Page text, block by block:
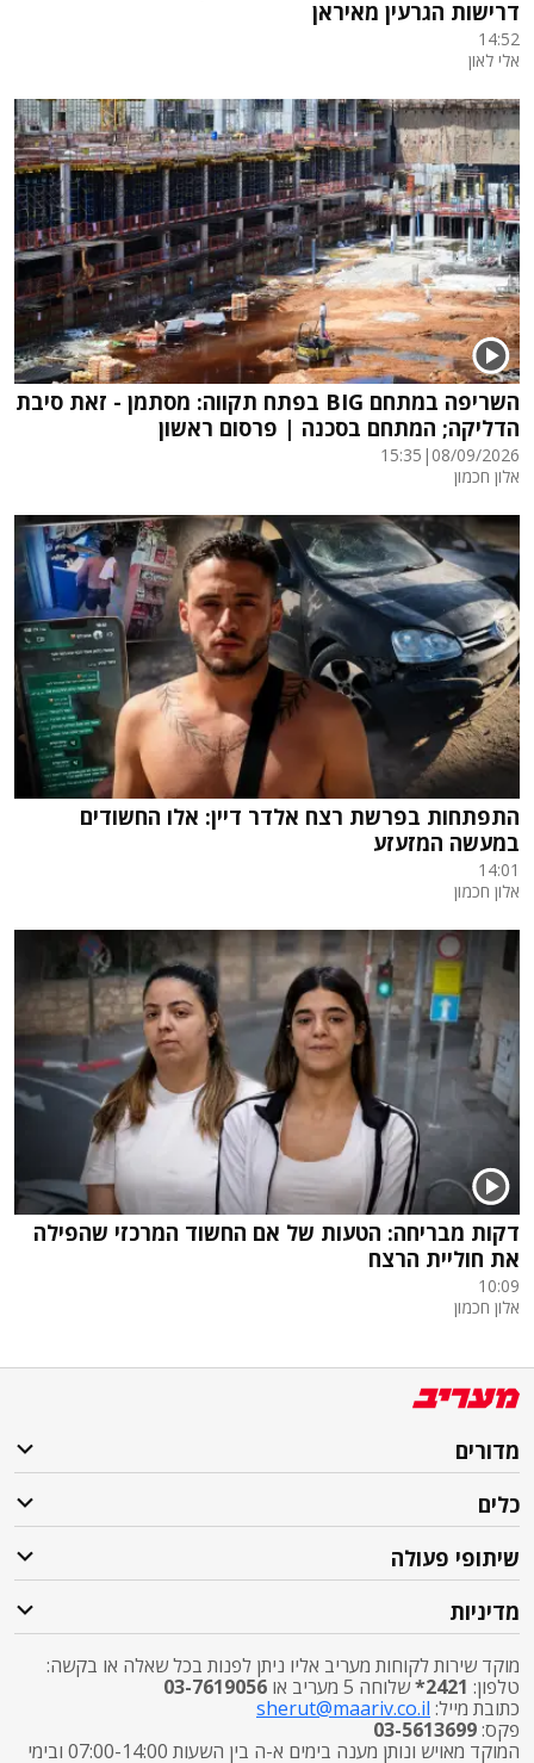
דרישות הגרעין מאיראן
14:52
אלי לאון
השריפה במתחם BIG בפתח תקווה: מסתמן - זאת סיבת
הדליקה; המתחם בסכנה | פרסום ראשון
08/09/2026
|
15:35
אלון חכמון
התפתחות בפרשת רצח אלדר דיין: אלו החשודים
במעשה המזעזע
14:01
אלון חכמון
דקות מבריחה: הטעות של אם החשוד המרכזי שהפילה
את חוליית הרצח
10:09
אלון חכמון
מדורים
כלים
שיתופי פעולה
מדיניות
מוקד שירות לקוחות מעריב אליו ניתן לפנות בכל שאלה או בקשה:
טלפון: 2421* שלוחה 5 מעריב או
03-7619056
כתובת מייל: sherut@maariv.co.il
פקס:03-5613699
המוקד מאויש ונותן מענה בימים א-ה בין השעות 07:00-14:00 ובימי